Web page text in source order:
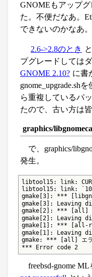
GNOMEもアップ
た。不便だなあ。
できないのかなあ
2.6->2.8のとき
プグレードしては
GNOME 2.10? に書
gnome_upgrade.sh
ら重複しているパ
たので、古い方は
graphics/
で、graphics/
発生。
libtool15: link:
libtool15: link:
gmake[3]: ***
gmake[3]: Leaving
gmake[2]: *** [all]
gmake[2]: Leaving
gmake[1]: *** [all-
gmake[1]: Leaving
gmake: *** [all] エ
*** Error code 2
freebsd-gnome